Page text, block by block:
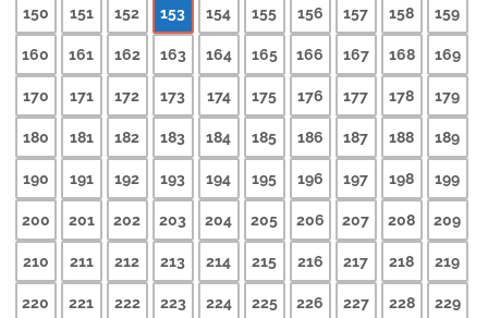
150 151 152 153 154 155 156 157 158 159
160 161 162 163 164 165 166 167 168 169
170 171 172 173 174 175 176 177 178 179
180 181 182 183 184 185 186 187 188 189
190 191 192 193 194 195 196 197 198 199
200 201 202 203 204 205 206 207 208 209
210 211 212 213 214 215 216 217 218 219
220 221 222 223 224 225 226 227 228 229